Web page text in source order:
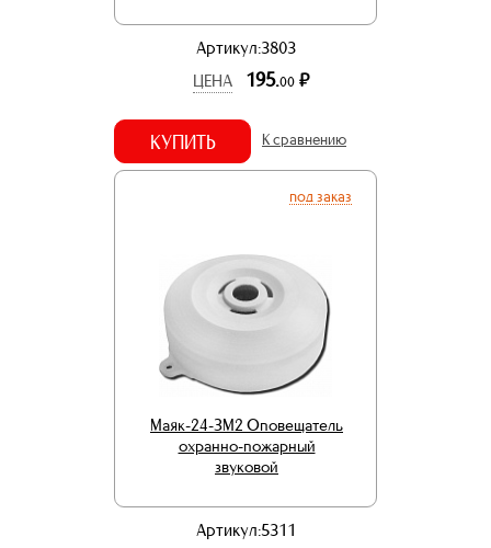
Артикул:3803
ЦЕНА
195.00 р.
КУПИТЬ К сравнению
под заказ
Маяк-24-ЗМ2 Оповещатель
охранно-пожарный
звуковой
Артикул:5311